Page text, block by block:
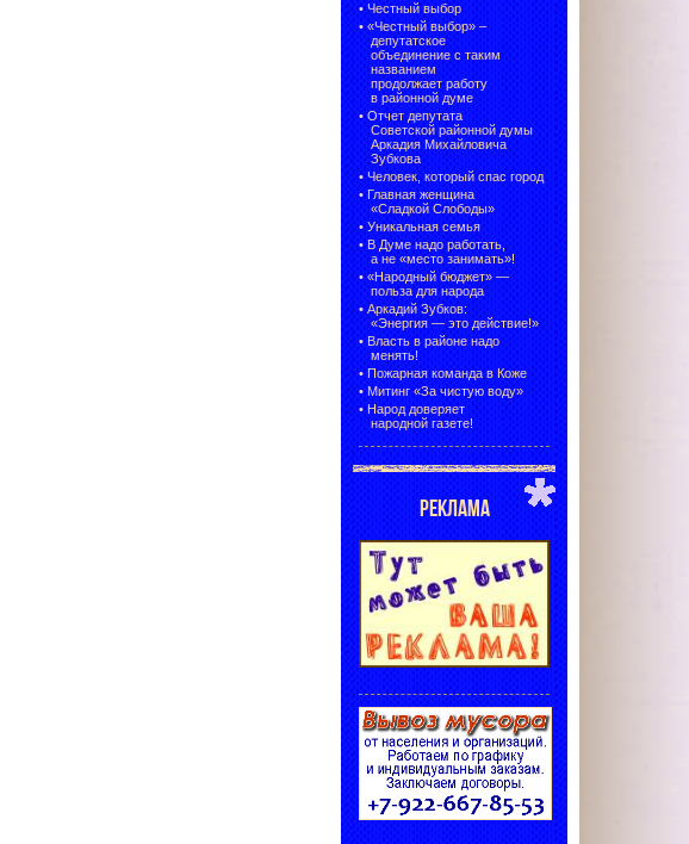
• Честный выбор
• «Честный выбор» –
депутатское
объединение с таким
названием
продолжает работу
в районной думе
• Отчет депутата
Советской районной думы
Аркадия Михайловича
Зубкова
• Человек, который спас город
• Главная женщина
«Сладкой Слободы»
• Уникальная семья
• В Думе надо работать,
а не «место занимать»!
• «Народный бюджет» —
польза для народа
• Аркадий Зубков:
«Энергия — это действие!»
• Власть в районе надо
менять!
• Пожарная команда в Коже
• Митинг «За чистую воду»
• Народ доверяет
народной газете!
РЕКЛАМА